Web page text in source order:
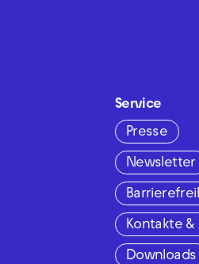
Service
Presse
Newsletter
Kontakte &
Downloads